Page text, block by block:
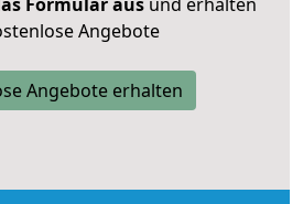
Angebote
Angebote erhalten